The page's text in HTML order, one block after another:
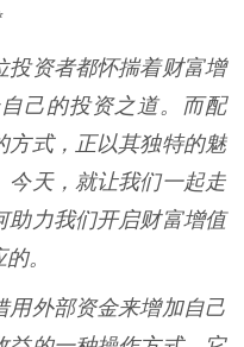
投资者都怀揣着财富增
己的投资之道。而配
方式，正以其独特的魅
今天，就让我们一起走
助力我们开启财富增值
。
用外部资金来增加自己